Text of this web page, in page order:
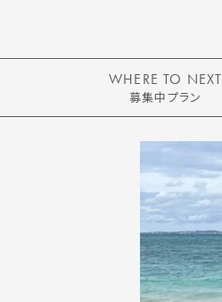
WHERE TO NEXT
募集中プラン